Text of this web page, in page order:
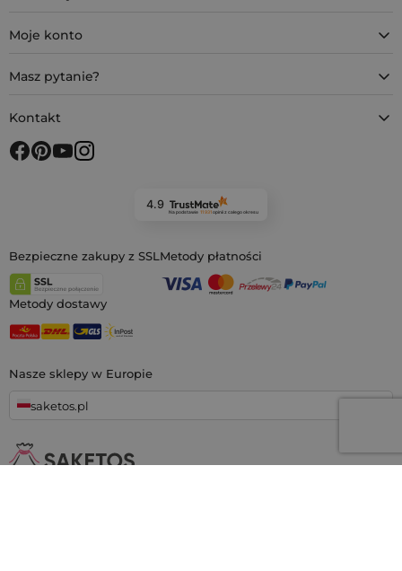
Nasze sklepy w Europie
saketos.pl
Moje konto
Masz pytanie?
Kontakt
4.9
Na podstawie 11 931 opiniiz całego okresu
Bezpieczne zakupy z SSLMetody płatności
Metody dostawy